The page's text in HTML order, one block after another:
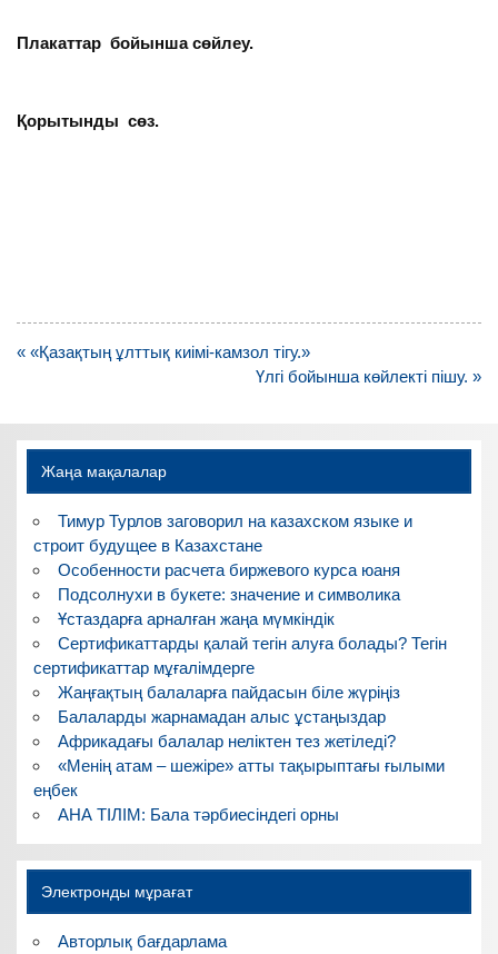
Плакаттар бойынша сөйлеу.
Қорытынды сөз.
Навигация
« «Қазақтың ұлттық киімі-камзол тігу.»
Үлгі бойынша көйлекті пішу. »
Жаңа мақалалар
Тимур Турлов заговорил на казахском языке и
строит будущее в Казахстане
Особенности расчета биржевого курса юаня
Подсолнухи в букете: значение и символика
Ұстаздарға арналған жаңа мүмкіндік
Сертификаттарды қалай тегін алуға болады? Тегін
сертификаттар мұғалімдерге
Жаңғақтың балаларға пайдасын біле жүріңіз
Балаларды жарнамадан алыс ұстаңыздар
Африкадағы балалар неліктен тез жетіледі?
«Менің атам – шежіре» атты тақырыптағы ғылыми
еңбек
АНА ТІЛІМ: Бала тәрбиесіндегі орны
Электронды мұрағат
Авторлық бағдарлама